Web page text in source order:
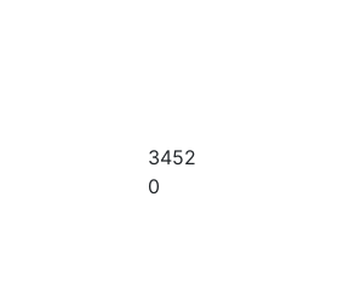
3452
0